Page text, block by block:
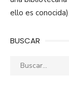
ello es
BUSCAR
Buscar: